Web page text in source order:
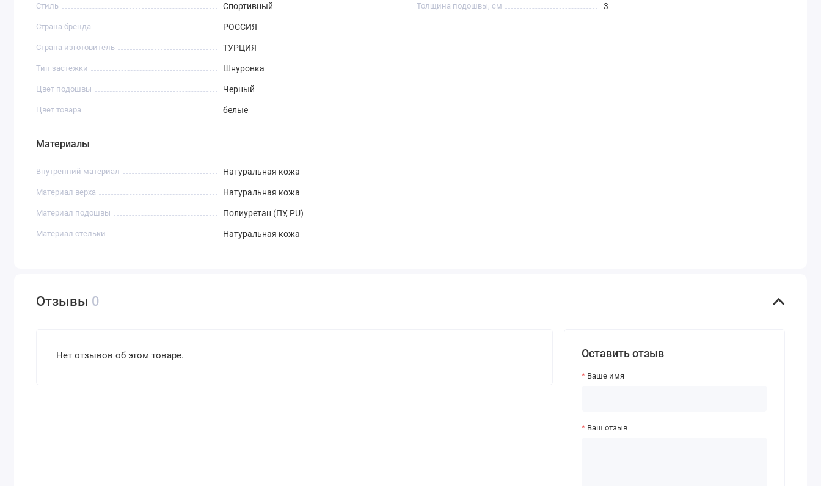
Стиль Спортивный
Страна бренда РОССИЯ
Страна изготовитель ТУРЦИЯ
Тип застежки Шнуровка
Цвет подошвы Черный
Цвет товара белые
Толщина подошвы, см 3
Материалы
Внутренний материал Натуральная кожа
Материал верха Натуральная кожа
Материал подошвы Полиуретан (ПУ, PU)
Материал стельки Натуральная кожа
Отзывы 0
Нет отзывов об этом товаре. Оставить отзыв
Ваше имя
Ваш отзыв